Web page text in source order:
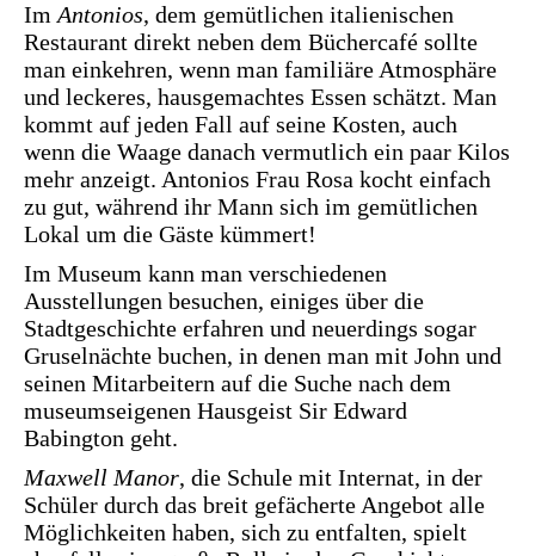
Im Antonios, dem gemütlichen italienischen
Restaurant direkt neben dem Büchercafé sollte
man einkehren, wenn man familiäre Atmosphäre
und leckeres, hausgemachtes Essen schätzt. Man
kommt auf jeden Fall auf seine Kosten, auch
wenn die Waage danach vermutlich ein paar Kilos
mehr anzeigt. Antonios Frau Rosa kocht einfach
zu gut, während ihr Mann sich im gemütlichen
Lokal um die Gäste kümmert!
Im Museum kann man verschiedenen
Ausstellungen besuchen, einiges über die
Stadtgeschichte erfahren und neuerdings sogar
Gruselnächte buchen, in denen man mit John und
seinen Mitarbeitern auf die Suche nach dem
museumseigenen Hausgeist Sir Edward
Babington geht.
Maxwell Manor, die Schule mit Internat, in der
Schüler durch das breit gefächerte Angebot alle
Möglichkeiten haben, sich zu entfalten, spielt